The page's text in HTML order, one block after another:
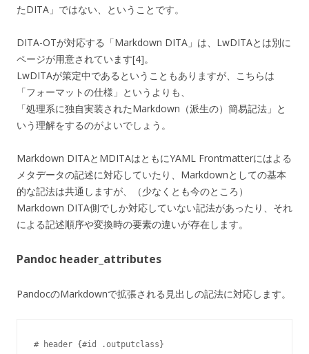
たDITA」ではない、ということです。
DITA-OTが対応する「Markdown DITA」は、LwDITAとは別に
ページが用意されています[4]。
LwDITAが策定中であるということもありますが、こちらは
「フォーマットの仕様」というよりも、
「処理系に独自実装されたMarkdown（派生の）簡易記法」と
いう理解をするのがよいでしょう。
Markdown DITAとMDITAはともにYAML Frontmatterにはよる
メタデータの記述に対応していたり、Markdownとしての基本
的な記法は共通しますが、（少なくとも今のところ）
Markdown DITA側でしか対応していない記法があったり、それ
による記述順序や変換時の要素の違いが存在します。
Pandoc header_attributes
PandocのMarkdownで拡張される見出しの記法に対応します。
# header {#id .outputclass}